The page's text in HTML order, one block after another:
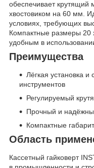
обеспечивает
хвостовиком на 60 мм.
условиях, требующих
Компактные размеры 20
удобным в
Преимущества
Лёгкая установка
инструментов
Регулируемый
Прочный и
Компактные
Область
Кассетный гайковерт